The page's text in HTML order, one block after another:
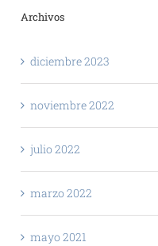
Archivos
diciembre 2023
noviembre 2022
julio 2022
marzo 2022
mayo 2021